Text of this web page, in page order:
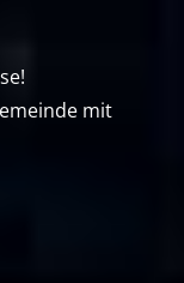
mit